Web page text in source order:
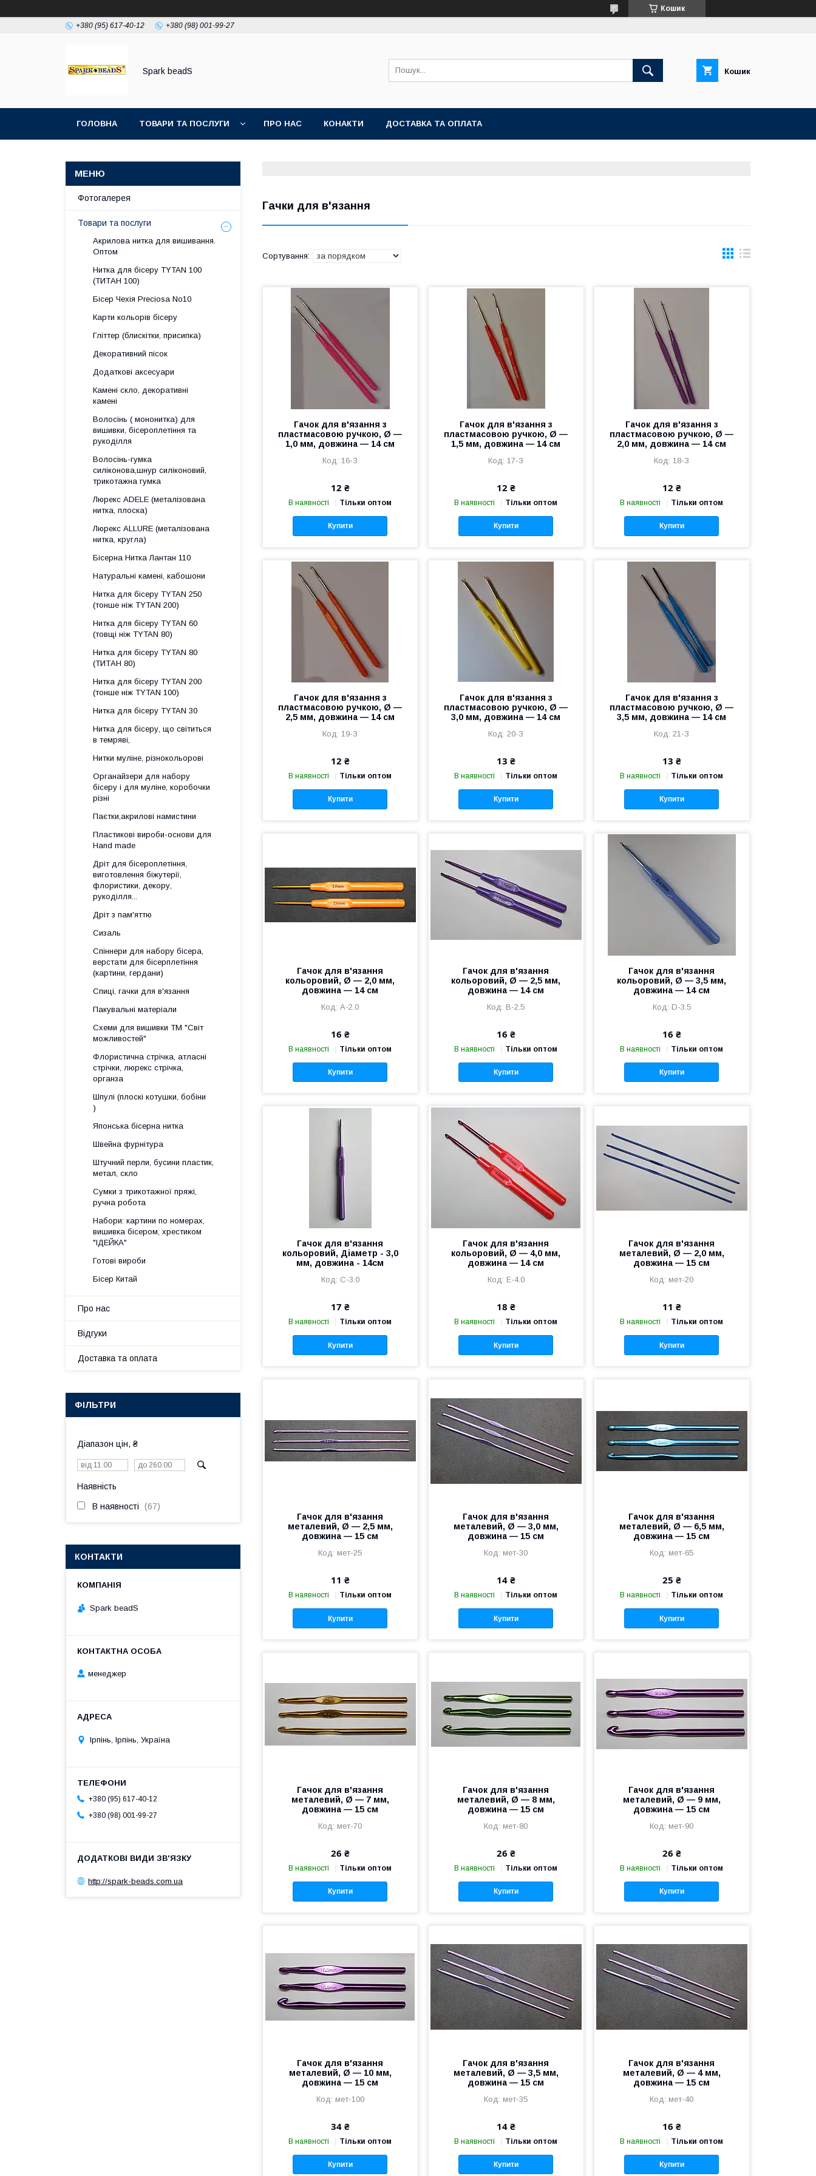
Кошик
+380 (95) 617-40-12 +380 (98) 001-99-27
Spark beadS Кошик
ГОЛОВНА ТОВАРИ ТА ПОСЛУГИ ПРО НАС КОНАКТИ ДОСТАВКА ТА ОПЛАТА
Гачки для в'язання
Гачок для в'язання з
пластмасовою ручкою, Ø —
1,0 мм, довжина — 14 см
16-З
12 ₴
В наявності Тільки оптом
Купити
Гачок для в'язання з
пластмасовою ручкою, Ø —
1,5 мм, довжина — 14 см
17-З
12 ₴
В наявності Тільки оптом
Купити
Гачок для в'язання з
пластмасовою ручкою, Ø —
2,0 мм, довжина — 14 см
18-З
12 ₴
В наявності Тільки оптом
Купити
Гачок для в'язання з
пластмасовою ручкою, Ø —
2,5 мм, довжина — 14 см
19-З
12 ₴
В наявності Тільки оптом
Купити
Гачок для в'язання з
пластмасовою ручкою, Ø —
3,0 мм, довжина — 14 см
20-З
13 ₴
В наявності Тільки оптом
Купити
Гачок для в'язання з
пластмасовою ручкою, Ø —
3,5 мм, довжина — 14 см
21-З
13 ₴
В наявності Тільки оптом
Купити
Гачок для в'язання
кольоровий, Ø — 2,0 мм,
довжина — 14 см
А-2.0
16 ₴
В наявності Тільки оптом
Купити
Гачок для в'язання
кольоровий, Ø — 2,5 мм,
довжина — 14 см
B-2.5
16 ₴
В наявності Тільки оптом
Купити
Гачок для в'язання
кольоровий, Ø — 3,5 мм,
довжина — 14 см
D-3.5
16 ₴
В наявності Тільки оптом
Купити
Гачок для в'язання
кольоровий, Діаметр - 3,0
мм, довжина - 14см
C-3.0
17 ₴
В наявності Тільки оптом
Купити
Гачок для в'язання
кольоровий, Ø — 4,0 мм,
довжина — 14 см
Е-4.0
18 ₴
В наявності Тільки оптом
Купити
Гачок для в'язання
металевий, Ø — 2,0 мм,
довжина — 15 см
мет-20
11 ₴
В наявності Тільки оптом
Купити
Гачок для в'язання
металевий, Ø — 2,5 мм,
довжина — 15 см
мет-25
11 ₴
В наявності Тільки оптом
Купити
Гачок для в'язання
металевий, Ø — 3,0 мм,
довжина — 15 см
мет-30
14 ₴
В наявності Тільки оптом
Купити
Гачок для в'язання
металевий, Ø — 6,5 мм,
довжина — 15 см
мет-65
25 ₴
В наявності Тільки оптом
Купити
Гачок для в'язання
металевий, Ø — 7 мм,
довжина — 15 см
мет-70
26 ₴
В наявності Тільки оптом
Купити
Гачок для в'язання
металевий, Ø — 8 мм,
довжина — 15 см
мет-80
26 ₴
В наявності Тільки оптом
Купити
Гачок для в'язання
металевий, Ø — 9 мм,
довжина — 15 см
мет-90
26 ₴
В наявності Тільки оптом
Купити
Гачок для в'язання
металевий, Ø — 10 мм,
довжина — 15 см
мет-100
34 ₴
В наявності Тільки оптом
Купити
Гачок для в'язання
металевий, Ø — 3,5 мм,
довжина — 15 см
мет-35
14 ₴
В наявності Тільки оптом
Купити
Гачок для в'язання
металевий, Ø — 4 мм,
довжина — 15 см
мет-40
16 ₴
В наявності Тільки оптом
Купити
Фотогалерея
Товари та послуги
Акрилова нитка для вишивання.
Оптом
Нитка для бісеру ТYTAN 100
(ТИТАН 100)
Бісер Чехія Preciosa No10
Карти кольорів бісеру
Гліттер (блискітки, присипка)
Декоративний пісок
Додаткові аксесуари
Камені скло, декоративні
камені
Волосінь ( мононитка) для
вишивки, бісероплетіння та
рукоділля
Волосінь-гумка
силіконова,шнур силіконовий,
трикотажна гумка
Люрекс АDELE (металізована
нитка, плоска)
Люрекс ALLURE (металізована
нитка, кругла)
Бісерна Нитка Лантан 110
Натуральні камені, кабошони
Нитка для бісеру ТYTAN 250
(тонше ніж ТYTAN 200)
Нитка для бісеру ТYTAN 60
(товщі ніж ТYTAN 80)
Нитка для бісеру TYTAN 80
(ТИТАН 80)
Нитка для бісеру ТYTAN 200
(тонше ніж TYTAN 100)
Нитка для бісеру TYTAN 30
Нитка для бісеру, що світиться
в темряві,
Нитки муліне, різнокольорові
Органайзери для набору
бісеру і для муліне, коробочки
різні
Паєтки,акрилові намистини
Пластикові вироби-основи для
Нand made
Дріт для бісероплетіння,
виготовлення біжутерії,
флористики, декору,
рукоділля...
Дріт з пам'яттю
Сизаль
Спіннери для набору бісера,
верстати для бісерплетіння
(картини, гердани)
Спиці, гачки для в'язання
Пакувальні матеріали
Схеми для вишивки ТМ "Світ
можливостей"
Флористична стрічка, атласні
стрічки, люрекс стрічка,
органза
Шпулі (плоскі котушки, бобіни
)
Японська бісерна нитка
Швейна фурнітура
Штучний перли, бусини пластик,
метал, скло
Сумки з трикотажної пряжі,
ручна робота
Набори: картини по номерах,
вишивка бісером, хрестиком
"ІДЕЙКА"
Готові вироби
Бісер Китай
Про нас
Відгуки
Доставка та оплата
ФІЛЬТРИ
Діапазон цін, ₴
Наявність
В наявності 67
КОНТАКТИ
Spark beadS
менеджер
Ірпінь, Ірпінь, Україна
+380 (95) 617-40-12
+380 (98) 001-99-27
http://spark-beads.com.ua